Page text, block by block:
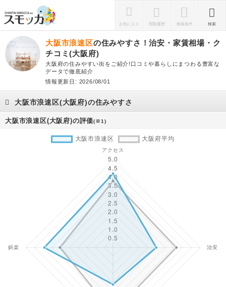
お気に入り 閲覧履歴 検索条件 検索
大阪市浪速区の住みやすさ！治安・家賃相場・ク
チコミ(大阪府)
大阪府の住みやすい街をご紹介!口コミや暮らしにまつわる豊富な
データで徹底紹介
情報更新日: 2026/08/01
大阪市浪速区(大阪府)の住みやすさ
大阪市浪速区(大阪府)の評価(※1)